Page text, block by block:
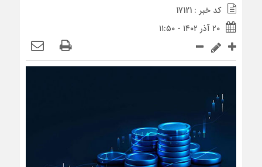
کد خبر : 17121
۲۰ آذر ۱۴۰۲ - ۱۱:۵۰